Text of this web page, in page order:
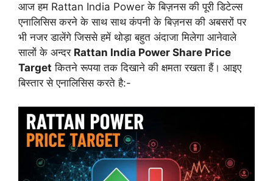
आज हम Rattan India Power के बिज़नस की पूरी डिटेल्स
एनालिसिस करने के साथ साथ कंपनी के बिज़नस की अबसरों पर
भी नजर डालेंगे जिससे हमें थोड़ा बहुत अंदाजा मिलेगा आनेवाले
सालों के अन्दर Rattan India Power Share Price
Target कितने रूपया तक दिखाने की क्षमता रखता हैं। आइए
बिस्तार से एनालिसिस करते है:-